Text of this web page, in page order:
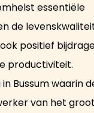
essentiële
de
positief
productiviteit.
Bussum waarin
van het